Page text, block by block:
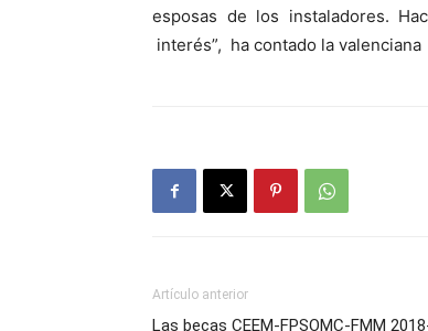
esposas de los instaladores.
interés”, ha contado la valenciana
Artículo anterior
Las becas CEEM-FPSOMC-FMM